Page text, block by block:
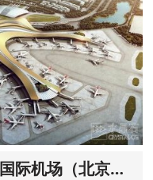
机架式电源中标北京大兴国际机场（北京新机场航站楼、停车楼）项目